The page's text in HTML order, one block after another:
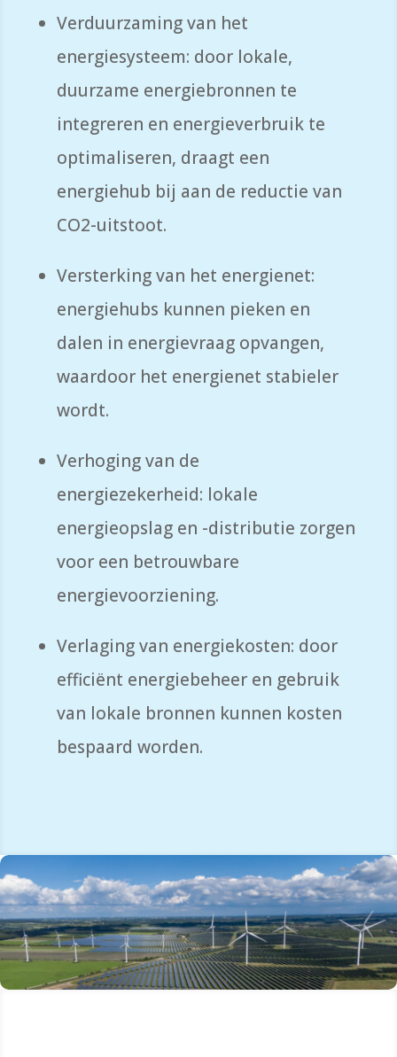
Verduurzaming van het
energiesysteem: door lokale,
duurzame energiebronnen te
integreren en energieverbruik te
optimaliseren, draagt een
energiehub bij aan de reductie van
CO2-uitstoot.
Versterking van het energienet:
energiehubs kunnen pieken en
dalen in energievraag opvangen,
waardoor het energienet stabieler
wordt.
Verhoging van de
energiezekerheid: lokale
energieopslag en -distributie zorgen
voor een betrouwbare
energievoorziening.
Verlaging van energiekosten: door
efficiënt energiebeheer en gebruik
van lokale bronnen kunnen kosten
bespaard worden.